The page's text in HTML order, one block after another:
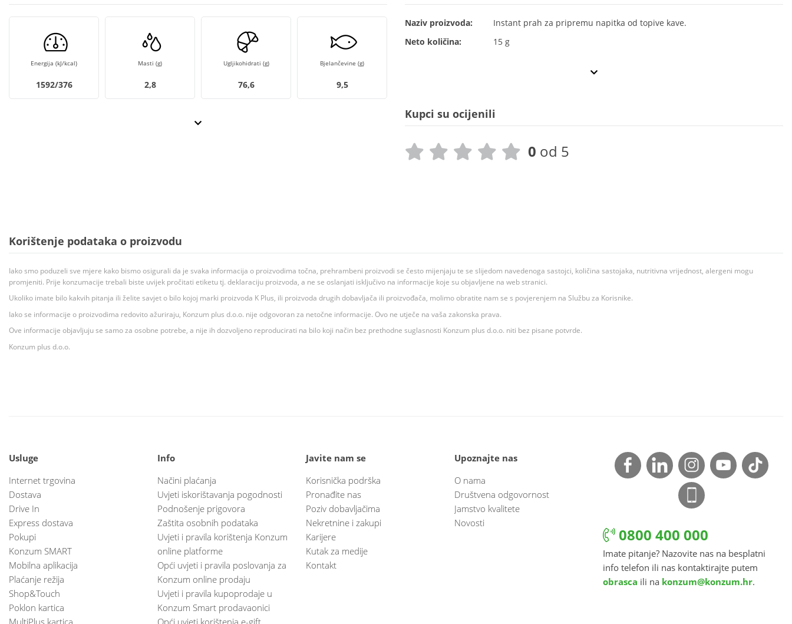
Energija (kJ/kcal)
1592/376
Masti (g)
2,8
Ugljikohidrati (g)
76,6
Bjelančevine (g)
9,5
Naziv proizvoda:
Instant prah za pripremu napitka od topive kave.
Neto količina:
15 g
Kupci su ocijenili
0 od 5
Korištenje podataka o proizvodu
Iako smo poduzeli sve mjere kako bismo osigurali da je svaka informacija o proizvodima točna, prehrambeni proizvodi se često mijenjaju te se slijedom navedenoga sastojci, količina sastojaka, nutritivna vrijednost, alergeni mogu
promjeniti. Prije konzumacije trebali biste uvijek pročitati etiketu tj. deklaraciju proizvoda, a ne se oslanjati isključivo na informacije koje su objavljene na web stranici.
Ukoliko imate bilo kakvih pitanja ili želite savjet o bilo kojoj marki proizvoda K Plus, ili proizvoda drugih dobavljača ili proizvođača, molimo obratite nam se s povjerenjem na Službu za Korisnike.
Iako se informacije o proizvodima redovito ažuriraju, Konzum plus d.o.o. nije odgovoran za netočne informacije. Ovo ne utječe na vaša zakonska prava.
Ove informacije objavljuju se samo za osobne potrebe, a nije ih dozvoljeno reproducirati na bilo koji način bez prethodne suglasnosti Konzum plus d.o.o. niti bez pisane potvrde.
Konzum plus d.o.o.
Usluge
Internet trgovina
Dostava
Drive In
Express dostava
Pokupi
Konzum SMART
Mobilna aplikacija
Plaćanje režija
Shop&Touch
Poklon kartica
MultiPlus kartica
Info
Načini plaćanja
Uvjeti iskorištavanja pogodnosti
Podnošenje prigovora
Zaštita osobnih podataka
Uvjeti i pravila korištenja Konzum
online platforme
Opći uvjeti i pravila poslovanja za
Konzum online prodaju
Uvjeti i pravila kupoprodaje u
Konzum Smart prodavaonici
Opći uvjeti korištenja e-gift
Javite nam se
Korisnička podrška
Pronađite nas
Poziv dobavljačima
Nekretnine i zakupi
Karijere
Kutak za medije
Kontakt
Upoznajte nas
O nama
Društvena odgovornost
Jamstvo kvalitete
Novosti
0800 400 000
Imate pitanje? Nazovite nas na besplatni
info telefon ili nas kontaktirajte putem
obrasca ili na konzum@konzum.hr.